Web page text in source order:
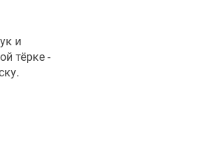
и
тёрке -